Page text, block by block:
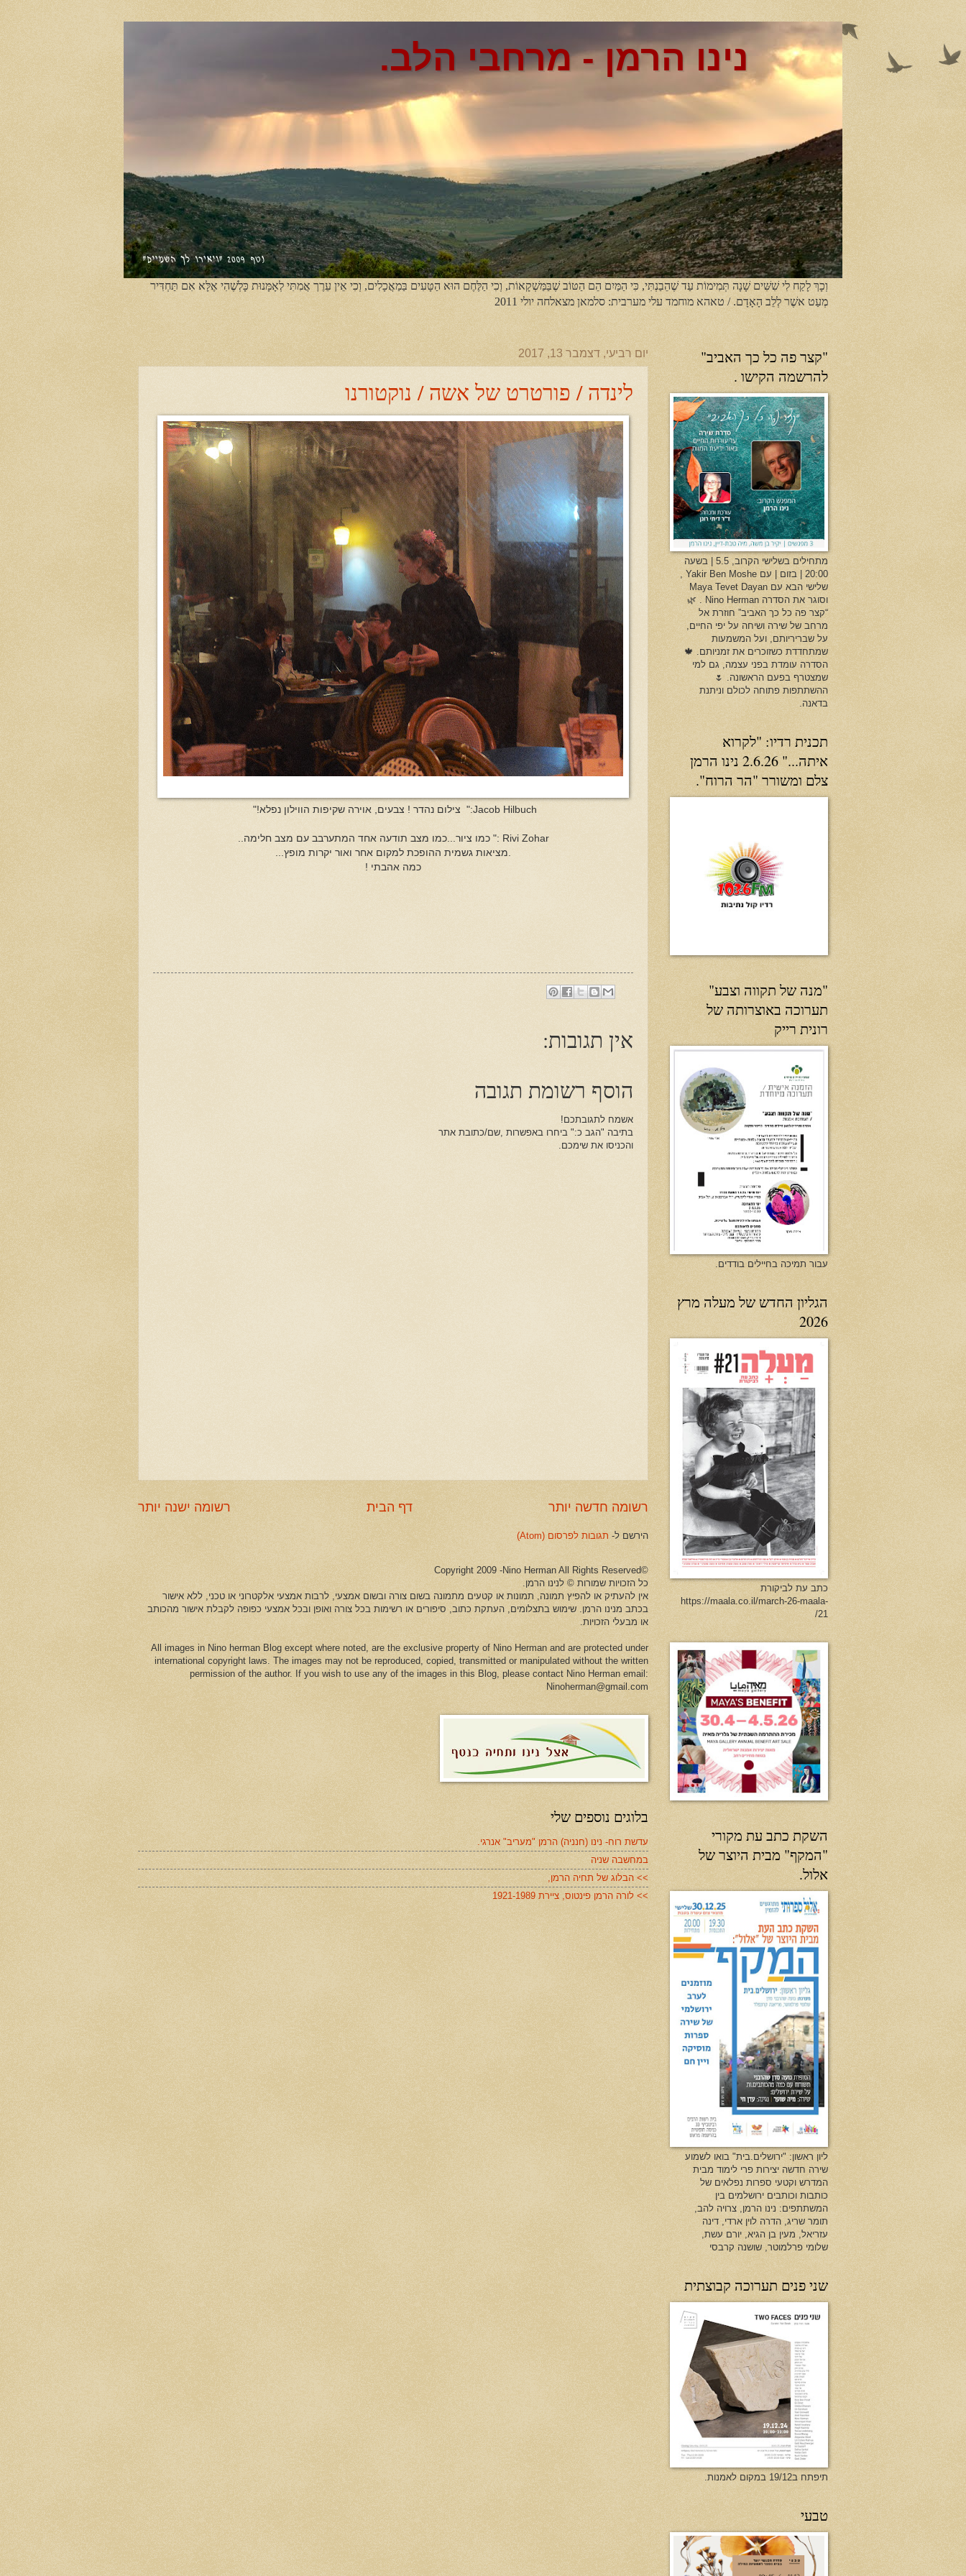
נינו הרמן - מרחבי הלב.
וְכָךְ לָקַח לִי שִׁשִּׁים שָׁנָה תְּמִימוֹת עַד שֶׁהֵבַנְתִּי, כִּי הַמַּיִם הֵם הַטּוֹב שֶׁבַּמַּשְׁקָאוֹת, וְכִי הַלֶּחֶם הוּא הַטָּעִים בַּמַאֲכָלִים, וְכִי אֵין עֵרֶך אֲמִתִּי לְאָמָּנוּת כָּלְשֶׁהִי אֶלָּא אִם תַּחְדִּיר
מְעַט אשֶׁר לְלֵב הָאָדָם. / טאהא מוחמד עלי מערבית: סלמאן מצאלחה יולי 2011
יום רביעי, דצמבר 13, 2017
לינדה / פורטרט של אשה / נוקטורנו
Jacob Hilbuch:" צילום נהדר ! צבעים, אוירה שקיפות הווילון נפלא!"
Rivi Zohar :" כמו ציור...כמו מצב תודעה אחד המתערבב עם מצב חלימה..
.מציאות גשמית ההופכת למקום אחר ואור יקרות מופץ...
כמה אהבתי !
אין תגובות:
הוסף רשומת תגובה
אשמח לתגובתכם!
בתיבה "הגב כ:" ביחרו באפשרות ,שם/כתובת אתר
והכניסו את שימכם.
רשומה חדשה יותר רשומה ישנה יותר דף הבית
הירשם ל- תגובות לפרסום (Atom)
©Copyright 2009 -Nino Herman All Rights Reserved
כל הזכויות שמורות © לנינו הרמן.
אין להעתיק או להפיץ תמונה, תמונות או קטעים מתמונה בשום צורה ובשום אמצעי, לרבות אמצעי אלקטרוני או טכני, ללא אישור
בכתב מנינו הרמן. שימוש בתצלומים, העתקת כתוב, סיפורים או רשימות בכל צורה ואופן ובכל אמצעי כפופה לקבלת אישור מהכותב
או מבעלי הזכויות.
All images in Nino herman Blog except where noted, are the exclusive property of Nino Herman and are protected under
international copyright laws. The images may not be reproduced, copied, transmitted or manipulated without the written
permission of the author. If you wish to use any of the images in this Blog, please contact Nino Herman email:
Ninoherman@gmail.com
בלוגים נוספים שלי
עדשת רוח- נינו (חנניה) הרמן "מעריב" אנרגי.
במחשבה שניה
>> הבלוג של תחיה הרמן,
>> לורה הרמן פינטוס, ציירת 1921-1989
"קצר פה כל כך האביב"
להרשמה הקישו .
מתחילים בשלישי הקרוב, 5.5 | בשעה
20:00 | בזום | עם Yakir Ben Moshe ,
שלישי הבא עם Maya Tevet Dayan
וסוגר את הסדרה Nino Herman . 🌿
“קצר פה כל כך האביב” חוזרת אל
מרחב של שירה ושיחה על יפי החיים,
על שבריריותם, ועל המשמעות
שמתחדדת כשזוכרים את זמניותם. 🍁
הסדרה עומדת בפני עצמה, גם למי
שמצטרף בפעם הראשונה. 🌷
ההשתתפות פתוחה לכולם וניתנת
בדאנה.
תכנית רדיו: "לקרוא
איתה..." 2.6.26 נינו הרמן
צלם ומשורר "הר הרוח".
"מנה של תקווה וצבע"
תערוכה באוצרותה של
רונית רייק
עבור תמיכה בחיילים בודדים.
הגליון החדש של מעלה מרץ
2026
כתב עת לביקורת
https://maala.co.il/march-26-maala-
21/
השקת כתב עת מקורי
"המקף" מבית היוצר של
אלול.
ליון ראשון: "ירושלים.בית" בואו לשמוע
שירה חדשה יצירות פרי לימוד מבית
המדרש וקטעי ספרות נפלאים של
כותבות וכותבים ירושלמים בין
המשתתפים: נינו הרמן, צרויה להב,
תומר שריג, הדרה לוין ארדי, דינה
עזריאל, מעין בן הגיא, יורם עשת,
שלומי פרלמוטר, שושנה קרבסי
שני פנים תערוכה קבוצתית
תיפתח ב19/12 במקום לאמנות.
טבעי